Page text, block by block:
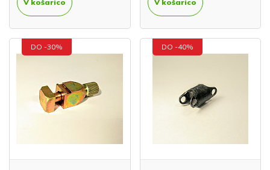
V košarico V košarico
DO -30% DO -40%